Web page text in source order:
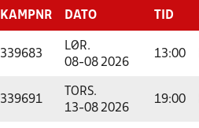
KAMPNR DATO TID
339683
LØR.
08-08 2026
13:00
339691
TORS.
13-08 2026
19:00